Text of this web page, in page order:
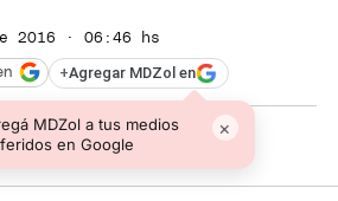
2016 · 06:46 hs
+Agregar MDZol en
MDZol a tus medios
en Google
×